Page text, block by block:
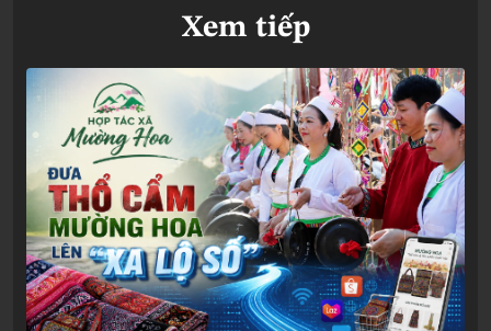
Xem tiếp